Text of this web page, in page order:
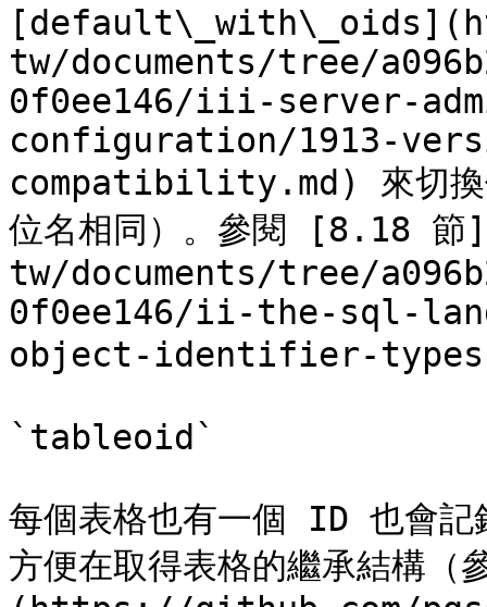
tw/documents/tree/
0f0ee146/iii-server-
configuration/1913-
compatibility.md) 來切換
位名相同）。參閱 [8.18
tw/documents/tree/
0f0ee146/ii-the-sql-
object-identifier-
`tableoid`
每個表格也有一個 ID 也會記
方便在取得表格的繼承結構